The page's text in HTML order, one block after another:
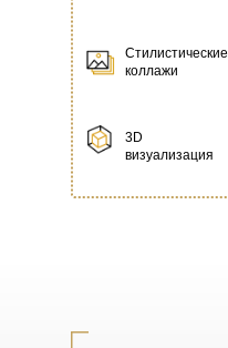
Стилистические
коллажи
3D
визуализация